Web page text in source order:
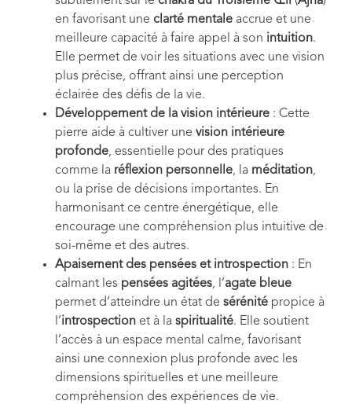
en favorisant une clarté mentale accrue et une
meilleure capacité à faire appel à son intuition.
Elle permet de voir les situations avec une vision
plus précise, offrant ainsi une perception
éclairée des défis de la vie.
Développement de la vision intérieure : Cette
pierre aide à cultiver une vision intérieure
profonde, essentielle pour des pratiques
comme la réflexion personnelle, la méditation,
ou la prise de décisions importantes. En
harmonisant ce centre énergétique, elle
encourage une compréhension plus intuitive de
soi-même et des autres.
Apaisement des pensées et introspection : En
calmant les pensées agitées, l’agate bleue
permet d’atteindre un état de sérénité propice à
l’introspection et à la spiritualité. Elle soutient
l’accès à un espace mental calme, favorisant
ainsi une connexion plus profonde avec les
dimensions spirituelles et une meilleure
compréhension des expériences de vie.